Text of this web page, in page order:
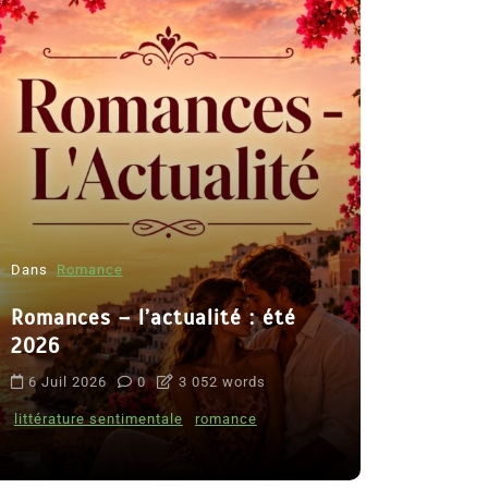
Dans Romance
Romances – l’actualité : été
2026
6 Juil 2026 0 3 052 words
littérature sentimentale romance